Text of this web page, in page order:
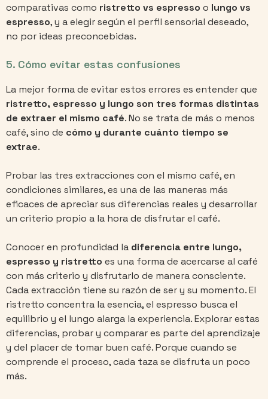
comparativas como ristretto vs espresso o lungo vs
espresso, y a elegir según el perfil sensorial deseado,
no por ideas preconcebidas.
5. Cómo evitar estas confusiones
La mejor forma de evitar estos errores es entender que
ristretto, espresso y lungo son tres formas distintas
de extraer el mismo café. No se trata de más o menos
café, sino de cómo y durante cuánto tiempo se
extrae.
Probar las tres extracciones con el mismo café, en
condiciones similares, es una de las maneras más
eficaces de apreciar sus diferencias reales y desarrollar
un criterio propio a la hora de disfrutar el café.
Conocer en profundidad la diferencia entre lungo,
espresso y ristretto es una forma de acercarse al café
con más criterio y disfrutarlo de manera consciente.
Cada extracción tiene su razón de ser y su momento. El
ristretto concentra la esencia, el espresso busca el
equilibrio y el lungo alarga la experiencia. Explorar estas
diferencias, probar y comparar es parte del aprendizaje
y del placer de tomar buen café. Porque cuando se
comprende el proceso, cada taza se disfruta un poco
más.